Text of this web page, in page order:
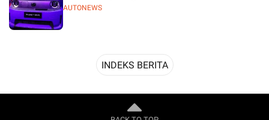
AUTONEWS
INDEKS BERITA